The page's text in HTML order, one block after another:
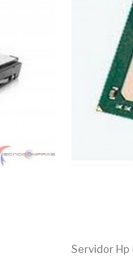
Servidor Hp